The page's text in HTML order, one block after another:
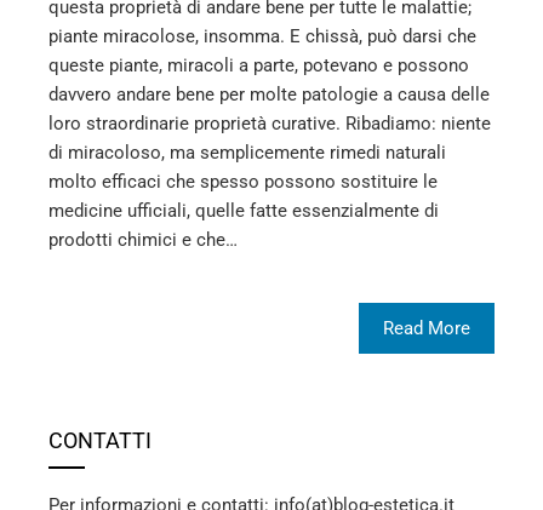
questa proprietà di andare bene per tutte le malattie;
piante miracolose, insomma. E chissà, può darsi che
queste piante, miracoli a parte, potevano e possono
davvero andare bene per molte patologie a causa delle
loro straordinarie proprietà curative. Ribadiamo: niente
di miracoloso, ma semplicemente rimedi naturali
molto efficaci che spesso possono sostituire le
medicine ufficiali, quelle fatte essenzialmente di
prodotti chimici e che…
Read More
CONTATTI
Per informazioni e contatti: info(at)blog-estetica.it